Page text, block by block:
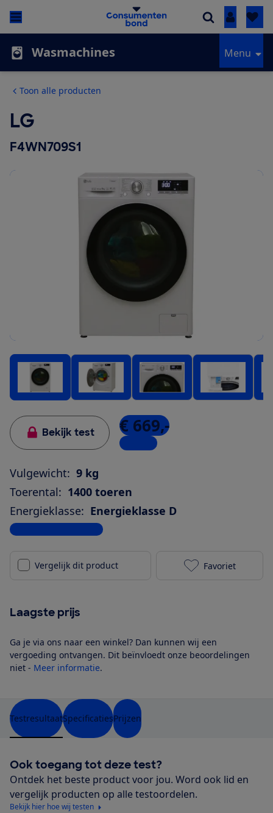
Inloggen
Wasmachines Menu
Toon alle producten
LG
F4WN709S1
Bekijk test € 669,-
1 winkel
Vulgewicht: 9 kg
Toerental: 1400 toeren
Energieklasse: Energieklasse D
Bekijk alle specificaties
Vergelijk dit product LG
Favoriet
Laagste prijs
Ga je via ons naar een winkel? Dan kunnen wij een
vergoeding ontvangen. Dit beïnvloedt onze beoordelingen
niet - Meer informatie.
TestresultaatSpecificatiesPrijzen
Ook toegang tot deze test?
Ontdek het beste product voor jou. Word ook lid en
vergelijk producten op alle testoordelen.
Bekijk hier hoe wij testen